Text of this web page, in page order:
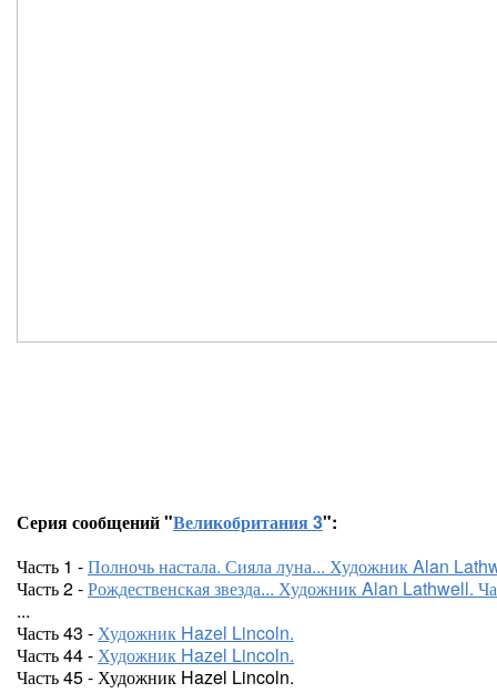
Серия сообщений "Великобритания 3":
Часть 1 -Полночь настала. Сияла луна... Художник Alan
Часть 2 -Рождественская звезда... Художник Alan Lathwell.
...
Часть 43 -Художник Hazel Lincoln.
Часть 44 -Художник Hazel Lincoln.
Часть 45 - Художник Hazel Lincoln.